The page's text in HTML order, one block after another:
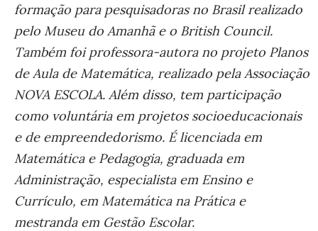
formação para pesquisadoras no Brasil realizado
pelo Museu do Amanhã e o British Council.
Também foi professora-autora no projeto Planos
de Aula de Matemática, realizado pela Associação
NOVA ESCOLA. Além disso, tem participação
como voluntária em projetos socioeducacionais
e de empreendedorismo. É licenciada em
Matemática e Pedagogia, graduada em
Administração, especialista em Ensino e
Currículo, em Matemática na Prática e
mestranda em Gestão Escolar.